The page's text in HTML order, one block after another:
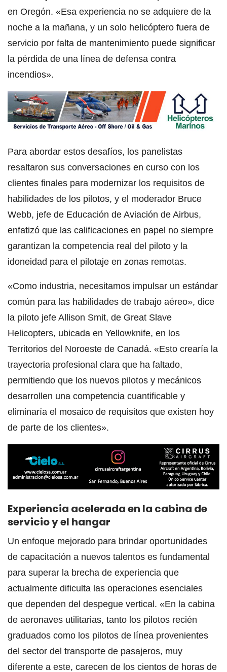
en Oregón. «Esa experiencia no se adquiere de la
noche a la mañana, y un solo helicóptero fuera de
servicio por falta de mantenimiento puede significar
la pérdida de una línea de defensa contra
incendios».
Para abordar estos desafíos, los panelistas
resaltaron sus conversaciones en curso con los
clientes finales para modernizar los requisitos de
habilidades de los pilotos, y el moderador Bruce
Webb, jefe de Educación de Aviación de Airbus,
enfatizó que las calificaciones en papel no siempre
garantizan la competencia real del piloto y la
idoneidad para el pilotaje en zonas remotas.
«Como industria, necesitamos impulsar un estándar
común para las habilidades de trabajo aéreo», dice
la piloto jefe Allison Smit, de Great Slave
Helicopters, ubicada en Yellowknife, en los
Territorios del Noroeste de Canadá. «Esto crearía la
trayectoria profesional clara que ha faltado,
permitiendo que los nuevos pilotos y mecánicos
desarrollen una competencia cuantificable y
eliminaría el mosaico de requisitos que existen hoy
de parte de los clientes».
Experiencia acelerada en la cabina de
servicio y el hangar
Un enfoque mejorado para brindar oportunidades
de capacitación a nuevos talentos es fundamental
para superar la brecha de experiencia que
actualmente dificulta las operaciones esenciales
que dependen del despegue vertical. «En la cabina
de aeronaves utilitarias, tanto los pilotos recién
graduados como los pilotos de línea provenientes
del sector del transporte de pasajeros, muy
diferente a este, carecen de los cientos de horas de